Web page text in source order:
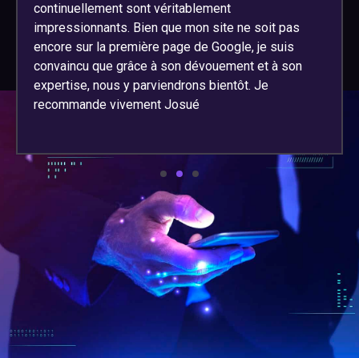
continuellement sont véritablement
impressionnants. Bien que mon site ne soit pas
encore sur la première page de Google, je suis
convaincu que grâce à son dévouement et à son
expertise, nous y parviendrons bientôt. Je
recommande vivement Josué